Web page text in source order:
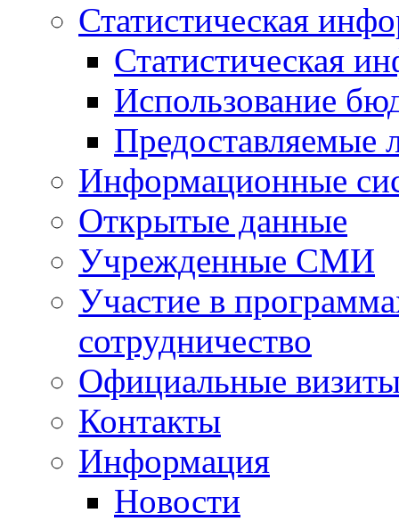
Статистическая
Статистическая
Использование
Предоставляемые
Информационные
Открытые данные
Учрежденные СМИ
Участие в
сотрудничество
Официальные
Контакты
Информация
Новости